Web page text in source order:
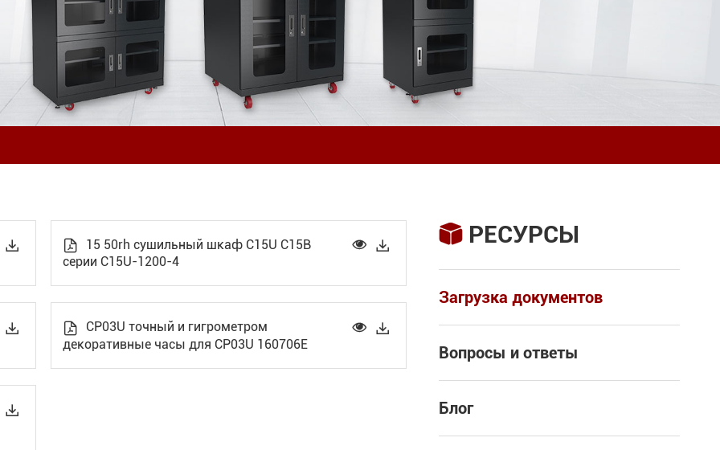
 
15 50rh сушильный шкаф C15U C15B
серии C15U-1200-4
 
 
CP03U точный и гигрометром
декоративные часы для CP03U 160706E
 

 РЕСУРСЫ
Загрузка документов
Вопросы и ответы
Блог